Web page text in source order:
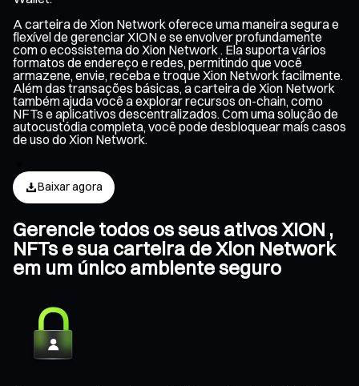
A carteira de Xion Network oferece uma maneira segura e
flexível de gerenciar XION e se envolver profundamente
com o ecossistema do Xion Network . Ela suporta vários
formatos de endereço e redes, permitindo que você
armazene, envie, receba e troque Xion Network facilmente.
Além das transações básicas, a carteira de Xion Network
também ajuda você a explorar recursos on-chain, como
NFTs e aplicativos descentralizados. Com uma solução de
autocustódia completa, você pode desbloquear mais casos
de uso do Xion Network.
Baixar agora
Gerencie todos os seus ativos XION ,
NFTs e sua carteira de Xion Network
em um único ambiente seguro